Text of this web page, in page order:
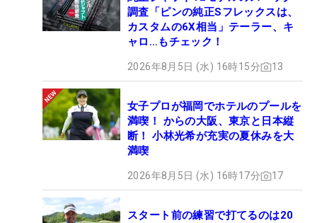
調査「ピンの純正Sフレックスは、
カスタムの6X相当」テーラー、キ
ャロ…もチェック！
2026年8月5日 (水) 16時15分 13
女子プロが福岡でホテルのプールを
満喫！ からの大阪、東京と日本縦
断！ 小林光希が充実の夏休みを大
満喫
2026年8月5日 (水) 16時17分 17
スタート前の練習で打てるのは20